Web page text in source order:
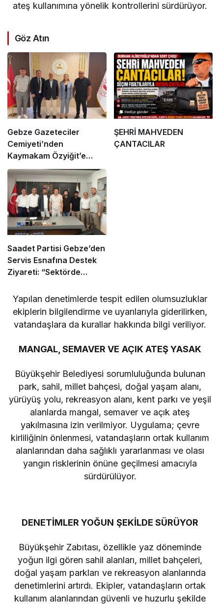
ateş kullanımına yönelik kontrollerini sürdürüyor.
Göz Atın
Gebze Gazeteciler
Cemiyeti’nden
Kaymakam Özyiğit’e
Ziyaret
ŞEHRİ MAHVEDEN
ÇANTACILAR
Saadet Partisi Gebze’den
Servis Esnafına Destek
Ziyareti: “Sektörde
Yapılan denetimlerde tespit edilen olumsuzluklar
ekiplerin bilgilendirme ve uyarılarıyla giderilirken,
vatandaşlara da kurallar hakkında bilgi veriliyor.
MANGAL, SEMAVER VE AÇIK ATEŞ YASAK
Büyükşehir Belediyesi sorumluluğunda bulunan
park, sahil, millet bahçesi, doğal yaşam alanı,
yürüyüş yolu, rekreasyon alanı, kent parkı ve yeşil
alanlarda mangal, semaver ve açık ateş
yakılmasına izin verilmiyor. Uygulama; çevre
kirliliğinin önlenmesi, vatandaşların ortak kullanım
alanlarından daha sağlıklı yararlanması ve olası
yangın risklerinin önüne geçilmesi amacıyla
sürdürülüyor.
DENETİMLER YOĞUN ŞEKİLDE SÜRÜYOR
Büyükşehir Zabıtası, özellikle yaz döneminde
yoğun ilgi gören sahil alanları, millet bahçeleri,
doğal yaşam parkları ve rekreasyon alanlarında
denetimlerini artırdı. Ekipler, vatandaşların ortak
kullanım alanlarından güvenli ve huzurlu şekilde